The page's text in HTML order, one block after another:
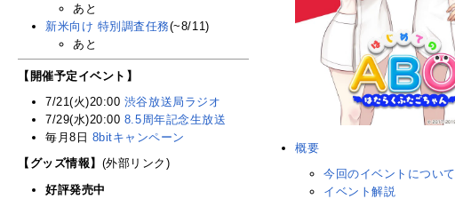
概要
今回のイベントについて
イベント解説
あと
新米向け 特別調査任務(~8/11)
あと
【開催予定イベント】
7/21(火)20:00 渋谷放送局ラジオ
7/29(水)20:00 8.5周年記念生放送
毎月8日 8bitキャンペーン
【グッズ情報】 (外部リンク)
好評発売中